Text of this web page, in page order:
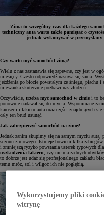
Zima to szczególny czas dla każdego
techniczny auta warto także pamiętać o
jednak wykonywać w przemyślany
Czy warto myć samochód zimą?
Wielu z nas zastanawia się zapewne, czy jest w
miesięcy. Często odpowiedź nasuwa się sama.
jeżdżenia po błocie powstałym ze śniegu,
mieszanka skutecznie pozbawi nas złudzeń.
Oczywiście, trzeba myć samochód w zimie i to
ponownie nadawał się do mycia. Wspomniane
karoserii i lakieru auta oraz części znajdujących
cały ten brud usunąć.
Jak zabezpieczyć samochód na zimę?
Jednak zanim skupimy się na samym myciu
sezonu zimowego. Istnieje bowiem kilka
i zmniejszą ryzyko powstania usterek typowych
uszkodzenia lakieru, czy nie ma żadnych
to dobrze jest udać się profesjonalnego zakładu
temu mróz, sól i wilgoć ich nie pogłębią.
Wykorzystujemy pliki
witrynę